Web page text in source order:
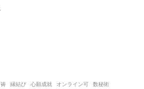
縁結び 心願成就 オンライン可
数秘術